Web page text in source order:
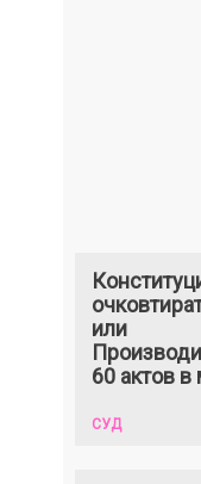
или
60 актов
СУД